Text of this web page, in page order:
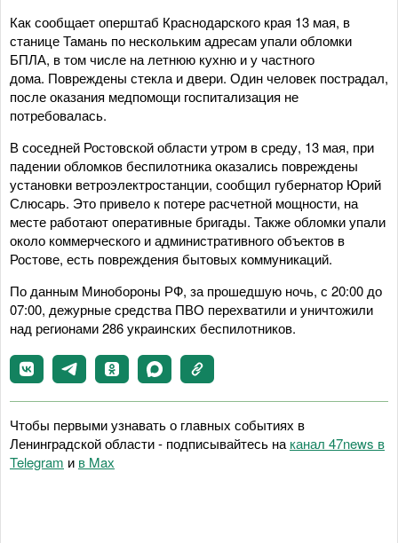
Как сообщает оперштаб Краснодарского края 13 мая, в
станице Тамань по нескольким адресам упали обломки
БПЛА, в том числе на летнюю кухню и у частного
дома. Повреждены стекла и двери. Один человек пострадал,
после оказания медпомощи госпитализация не
потребовалась.
В соседней Ростовской области утром в среду, 13 мая, при
падении обломков беспилотника оказались повреждены
установки ветроэлектростанции, сообщил губернатор Юрий
Слюсарь. Это привело к потере расчетной мощности, на
месте работают оперативные бригады. Также обломки упали
около коммерческого и административного объектов в
Ростове, есть повреждения бытовых коммуникаций.
По данным Минобороны РФ, за прошедшую ночь, с 20:00 до
07:00, дежурные средства ПВО перехватили и уничтожили
над регионами 286 украинских беспилотников.
Чтобы первыми узнавать о главных событиях в
Ленинградской области - подписывайтесь на канал 47news в
Telegram и в Maх